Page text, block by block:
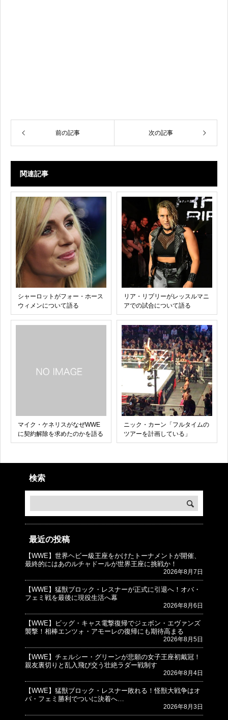
前の記事 次の記事
関連記事
シャーロットがフォー・ホース
ウィメンについて語る
リア・リプリーがレッスルマニ
アでの試合について語る
マイク・ケネリスがなぜWWE
に契約解除を求めたのかを語る
ニック・カーン「フルタイムの
ツアーを計画している」
検索
最近の投稿
【WWE】世界ヘビー級王座をかけたトーナメントが開催、
最終的にはあのルチャドールが世界王座に挑戦か！
2026年8月7日
【WWE】猛獣ブロック・レスナーが正式に引退へ！オバ・
フェミ戦を最後に現役生活へ幕
2026年8月6日
【WWE】ビッグ・キャス電撃復帰でジェボン・エヴァンズ
襲撃！相棒エンツォ・アモーレの復帰にも期待高まる
2026年8月5日
【WWE】チェルシー・グリーンが悲願の女子王座初戴冠！
親友裏切りと乱入飛び交う壮絶ラダー戦制す
2026年8月4日
【WWE】猛獣ブロック・レスナー敗れる！怪獣大戦争はオ
バ・フェミ勝利でついに決着へ…
2026年8月3日
© プロレスJunkie ～WWEの最新情報 USA～